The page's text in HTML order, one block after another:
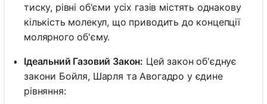
тиску, рівні об'єми усіх газів містять однакову
кількість молекул, що приводить до концепції
молярного об'єму.
Ідеальний Газовий Закон: Цей закон об'єднує
закони Бойля, Шарля та Авогадро у єдине
рівняння: